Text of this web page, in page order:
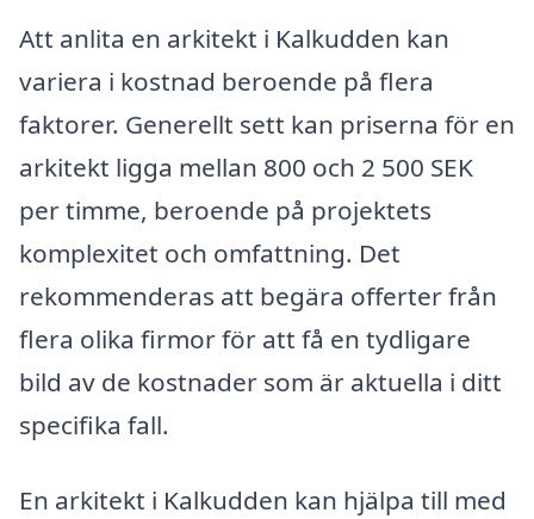
Att anlita en arkitekt i Kalkudden kan
variera i kostnad beroende på flera
faktorer. Generellt sett kan priserna för en
arkitekt ligga mellan 800 och 2 500 SEK
per timme, beroende på projektets
komplexitet och omfattning. Det
rekommenderas att begära offerter från
flera olika firmor för att få en tydligare
bild av de kostnader som är aktuella i ditt
specifika fall.
En arkitekt i Kalkudden kan hjälpa till med